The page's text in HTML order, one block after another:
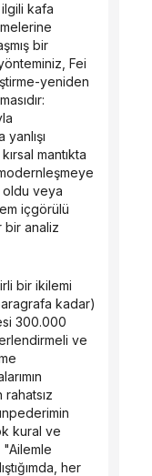
kafa
bir
Fei
yeniden
mantıkta
oldu veya
içgörülü
bir analiz
kadar)
300.000
ve
kural ve
"Ailemle
her